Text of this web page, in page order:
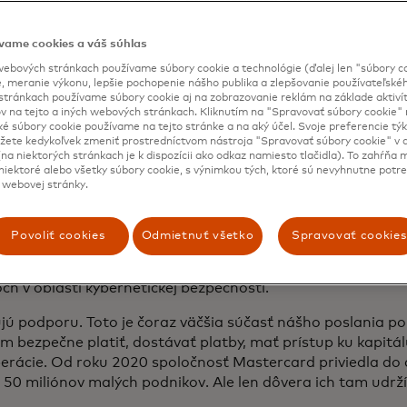
a 86 % malých a stredných podnikov vykonalo aktívne
bezpečnostných rizík a má plán prevencie
je so svojím plánom veľmi spokojných a iba 23 % si je
identifikovať hrozby. Inými slovami, vedia dosť
to vedia. Keďže rozpočet a ďalšie zdroje sú
a nie na jeho ochranu, majitelia sú často svojimi
najväčšie výzvy patria ich vlastní pracovníci, ktorí sú v
niekedy aj slabým článkom. V prieskume 73 % týchto
zamestnancov, aby brali kybernetickú bezpečnosť
si je veľmi istá svojou schopnosťou vzdelávať
v oblasti kybernetickej bezpečnosti.
podporu. Toto je čoraz väčšia súčasť nášho poslania
bezpečne platiť, dostávať platby, mať prístup ku
Od roku 2020 spoločnosť Mastercard priviedla do
50 miliónov malých podnikov. Ale len dôvera ich tam
cookies a váš súhlas
stránkach používame súbory cookie a technológie (ďalej len "súbory
meranie výkonu, lepšie pochopenie nášho publika a zlepšovanie
používame súbory cookie aj na zobrazovanie reklám na základe
na tejto a iných webových stránkach. Kliknutím na "Spravovať súbory cookie"
súbory cookie používame na tejto stránke a na aký účel. Svoje preferencie
kedykoľvek zmeniť prostredníctvom nástroja "Spravovať súbory cookie" v
niektorých stránkach je k dispozícii ako odkaz namiesto tlačidla). To zahŕňa
alebo všetky súbory cookie, s výnimkou tých, ktoré sú nevyhnutne
stránky.
Povoliť cookies Odmietnuť všetko Spravovať cookies